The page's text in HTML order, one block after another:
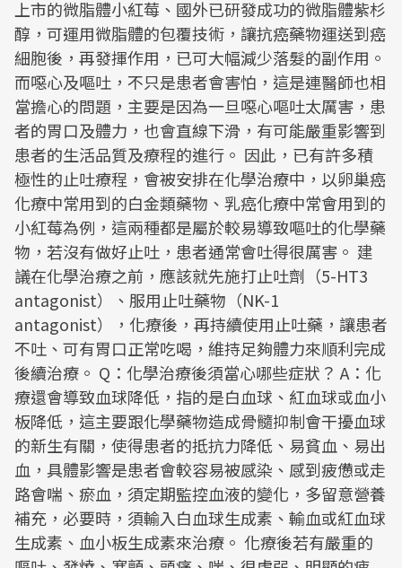
上市的微脂體小紅莓、國外已研發成功的微脂體紫杉
醇，可運用微脂體的包覆技術，讓抗癌藥物運送到癌
細胞後，再發揮作用，已可大幅減少落髮的副作用。
而噁心及嘔吐，不只是患者會害怕，這是連醫師也相
當擔心的問題，主要是因為一旦噁心嘔吐太厲害，患
者的胃口及體力，也會直線下滑，有可能嚴重影響到
患者的生活品質及療程的進行。 因此，已有許多積
極性的止吐療程，會被安排在化學治療中，以卵巢癌
化療中常用到的白金類藥物、乳癌化療中常會用到的
小紅莓為例，這兩種都是屬於較易導致嘔吐的化學藥
物，若沒有做好止吐，患者通常會吐得很厲害。 建
議在化學治療之前，應該就先施打止吐劑（5-HT3
antagonist）、服用止吐藥物（NK-1
antagonist），化療後，再持續使用止吐藥，讓患者
不吐、可有胃口正常吃喝，維持足夠體力來順利完成
後續治療。 Q：化學治療後須當心哪些症狀？ A：化
療還會導致血球降低，指的是白血球、紅血球或血小
板降低，這主要跟化學藥物造成骨髓抑制會干擾血球
的新生有關，使得患者的抵抗力降低、易貧血、易出
血，具體影響是患者會較容易被感染、感到疲憊或走
路會喘、瘀血，須定期監控血液的變化，多留意營養
補充，必要時，須輸入白血球生成素、輸血或紅血球
生成素、血小板生成素來治療。 化療後若有嚴重的